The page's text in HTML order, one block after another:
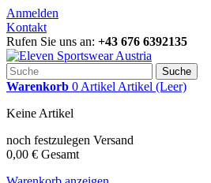
Anmelden
Kontakt
Rufen Sie uns an: +43 676 6392135
Suche
Warenkorb 0 Artikel Artikel (Leer)
Keine Artikel
noch festzulegen Versand
0,00 € Gesamt